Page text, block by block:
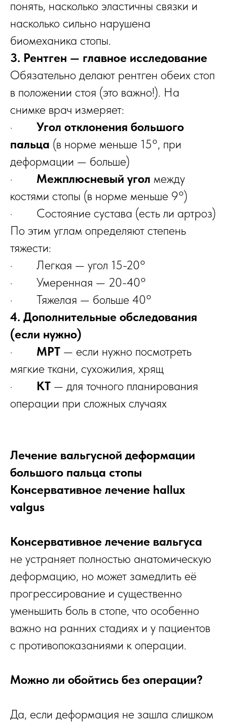
понять, насколько эластичны связки и
насколько сильно нарушена
биомеханика стопы.
3. Рентген — главное исследование
Обязательно делают рентген обеих стоп
в положении стоя (это важно!). На
снимке врач измеряет:
· Угол отклонения большого
пальца (в норме меньше 15°, при
деформации — больше)
· Межплюсневый угол между
костями стопы (в норме меньше 9°)
· Состояние сустава (есть ли артроз)
По этим углам определяют степень
тяжести:
· Легкая — угол 15-20°
· Умеренная — 20-40°
· Тяжелая — больше 40°
4. Дополнительные обследования
(если нужно)
· МРТ — если нужно посмотреть
мягкие ткани, сухожилия, хрящ
· КТ — для точного планирования
операции при сложных случаях
Лечение вальгусной деформации
большого пальца стопы
Консервативное лечение hallux
valgus
Консервативное лечение вальгуса
не устраняет полностью анатомическую
деформацию, но может замедлить её
прогрессирование и существенно
уменьшить боль в стопе, что особенно
важно на ранних стадиях и у пациентов
с противопоказаниями к операции.
Можно ли обойтись без операции?
Да, если деформация не зашла слишком